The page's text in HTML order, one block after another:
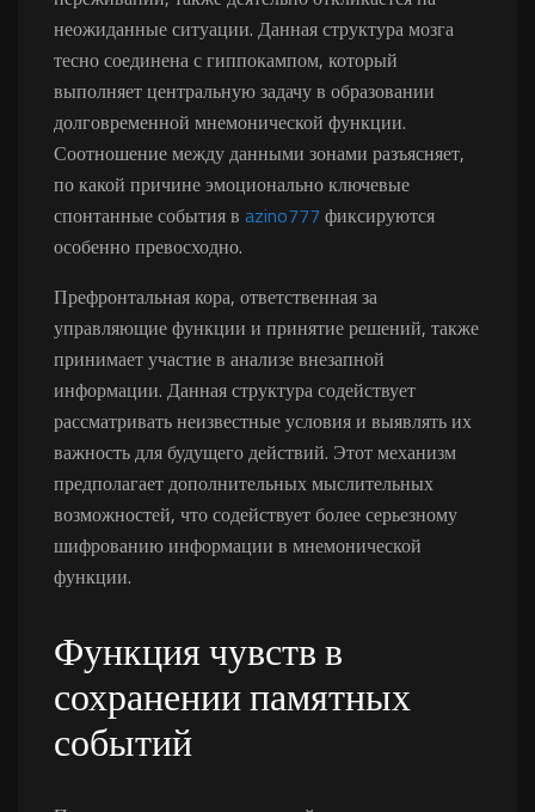
неожиданные ситуации. Данная структура мозга
тесно соединена с гиппокампом, который
выполняет центральную задачу в образовании
долговременной мнемонической функции.
Соотношение между данными зонами разъясняет,
по какой причине эмоционально ключевые
спонтанные события вazino777фиксируются
особенно превосходно.
Префронтальная кора, ответственная за
управляющие функции и принятие решений, также
принимает участие в анализе внезапной
информации. Данная структура содействует
рассматривать неизвестные условия и выявлять их
важность для будущего действий. Этот механизм
предполагает дополнительных мыслительных
возможностей, что содействует более серьезному
шифрованию информации в мнемонической
функции.
Функция чувств в
сохранении памятных
событий